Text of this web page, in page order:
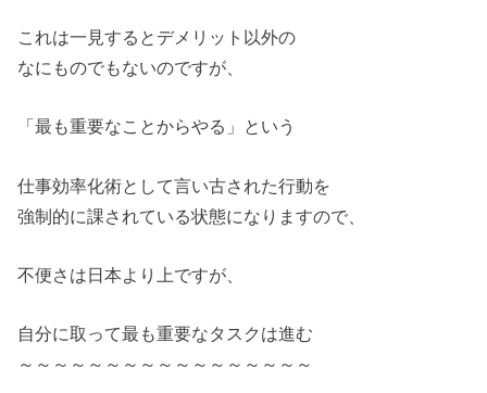
これは一見するとデメリット以外の
なにものでもないのですが、
「最も重要なことからやる」という
仕事効率化術として言い古された行動を
強制的に課されている状態になりますので、
不便さは日本より上ですが、
自分に取って最も重要なタスクは進む
～～～～～～～～～～～～～～～～～